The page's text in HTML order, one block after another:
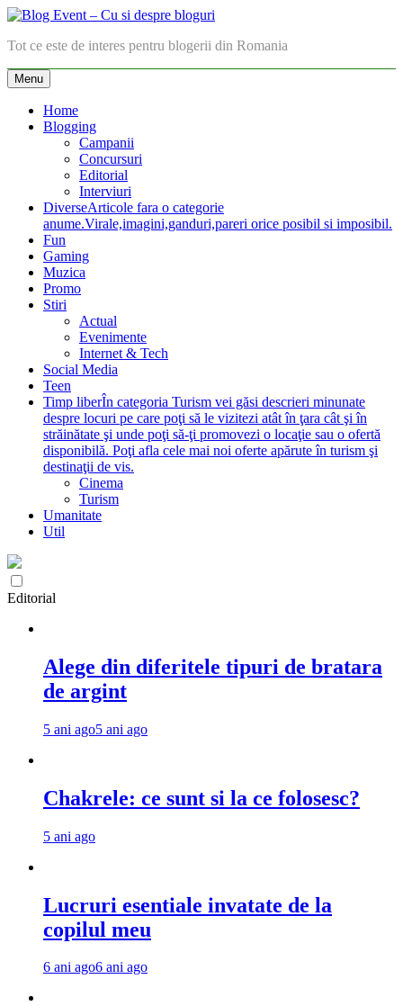
Skip
content
Blog Event – Cu si despre bloguri
Tot ce este de interes pentru blogerii din Romania
Menu
Home
Blogging
Campanii
Concursuri
Editorial
Interviuri
DiverseArticole fara o categorie
anume.Virale,imagini,ganduri,pareri orice posibil si imposibil.
Fun
Gaming
Muzica
Promo
Stiri
Actual
Evenimente
Internet & Tech
Social Media
Teen
Timp liberÎn categoria Turism vei găsi descrieri minunate
despre locuri pe care poţi să le vizitezi atât în ţara cât şi în
străinătate şi unde poţi să-ţi promovezi o locaţie sau o ofertă
disponibilă. Poţi afla cele mai noi oferte apărute în turism şi
destinaţii de vis.
Cinema
Turism
Umanitate
Util
Editorial
Alege din diferitele tipuri de bratara
de argint
5 ani ago5 ani ago
Chakrele: ce sunt si la ce folosesc?
5 ani ago
Lucruri esentiale invatate de la
copilul meu
6 ani ago6 ani ago